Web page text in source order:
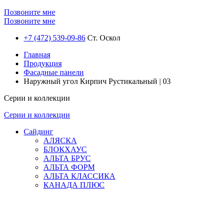
Позвоните мне
Позвоните мне
+7 (472) 539-09-86 Ст. Оскол
Главная
Продукция
Фасадные панели
Наружный угол Кирпич Рустикальный | 03
Серии и коллекции
Серии и коллекции
Сайдинг
АЛЯСКА
БЛОКХАУС
АЛЬТА БРУС
АЛЬТА ФОРМ
АЛЬТА КЛАССИКА
КАНАДА ПЛЮС